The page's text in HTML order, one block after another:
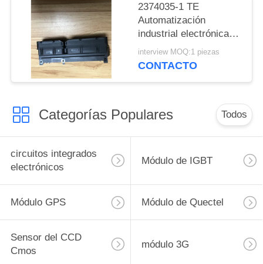
2374035-1 TE
Automatización
industrial electrónica
de consumo Equipos
médicos
interview MOQ:1 piezas
CONTACTO
Categorías Populares Todos
circuitos integrados
electrónicos
Módulo de IGBT
Módulo GPS Módulo de Quectel
Sensor del CCD
Cmos
módulo 3G